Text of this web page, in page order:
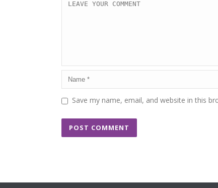
Save my name, email, and website in this